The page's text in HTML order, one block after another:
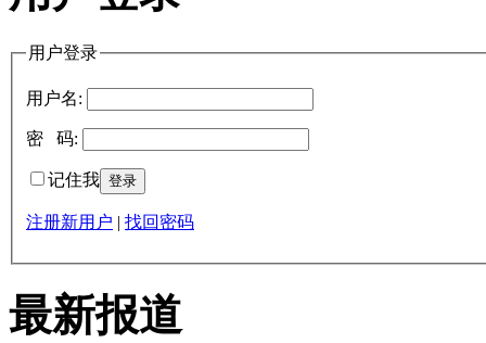
用户登录
用户名:
密 码:
记住我
注册新用户 找回密码
最新报道